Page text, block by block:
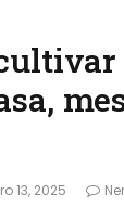
13, 2025